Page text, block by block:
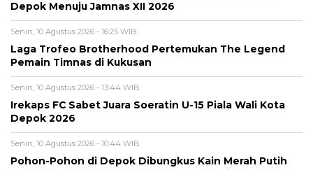
Depok Menuju Jamnas XII 2026
Senin, 10 Agustus 2026 - 16:25 WIB
Laga Trofeo Brotherhood Pertemukan The Legend
Pemain Timnas di Kukusan
Senin, 10 Agustus 2026 - 13:44 WIB
Irekaps FC Sabet Juara Soeratin U-15 Piala Wali Kota
Depok 2026
Senin, 10 Agustus 2026 - 10:44 WIB
Pohon-Pohon di Depok Dibungkus Kain Merah Putih